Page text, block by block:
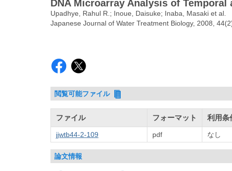
DNA Microarray Analysis of
Upadhye, Rahul R.; Inoue, Daisuke; Inaba, Masaki et al.
Japanese Journal of Water Treatment Biology, 2008,
閲覧可能ファイル
ファイル フォーマット 利用条
jjwtb44-2-109 pdf なし
論文情報